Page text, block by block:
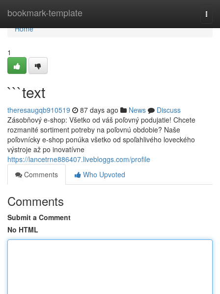
bookmark-template
Home
Home
1
```text
theresaugqb910519 87 days ago News
Discuss
Zásobňový e-shop: Všetko od váš poľovný podujatie! Chcete
rozmanité sortiment potreby na poľovnú obdobie? Naše
poľovnícky e-shop ponúka všetko od spoľahlivého loveckého
výstroje až po inovatívne
https://lancetrne886407.livebloggs.com/profile
Comments
Who Upvoted
Comments
Submit a Comment
No HTML